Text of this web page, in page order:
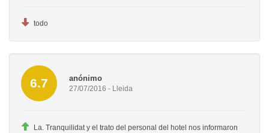
todo
6.7 anónimo
27/07/2016 - Lleida
La. Tranquilidat y el trato del personal del hotel nos informaron